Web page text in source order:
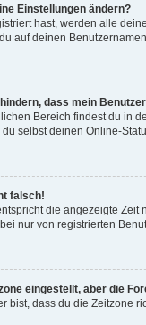
Einstellungen ändern?
hast, werden alle
auf deinen
dass mein
Bereich findest du in
selbst deinen Online-
falsch!
die angezeigte Zeit
nur von registrierten
eingestellt, aber die
bist, dass du die Zeitzone